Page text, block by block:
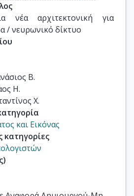
νέα αρχιτεκτονική για
/ νευρωνικό δίκτυο
Β.
Η.
Χ.
και Εικόνας
κατηγορίες